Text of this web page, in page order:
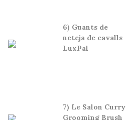
6) Guants de
neteja de cavalls
LuxPal
7) Le Salon Curry
Grooming Brush